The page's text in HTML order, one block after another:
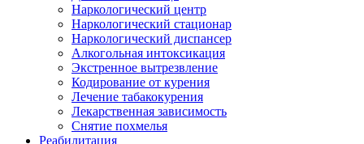
Наркологический центр
Наркологический стационар
Наркологический диспансер
Алкогольная интоксикация
Экстренное вытрезвление
Кодирование от курения
Лечение табакокурения
Лекарственная зависимость
Снятие похмелья
Реабилитация